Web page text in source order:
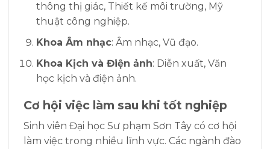
thông thị giác, Thiết kế môi trường, Mỹ
thuật công nghiệp.
Khoa Âm nhạc: Âm nhạc, Vũ đạo.
Khoa Kịch và Điện ảnh: Diễn xuất, Văn
học kịch và điện ảnh.
Cơ hội việc làm sau khi tốt nghiệp
Sinh viên Đại học Sư phạm Sơn Tây có cơ hội
làm việc trong nhiều lĩnh vực. Các ngành đào